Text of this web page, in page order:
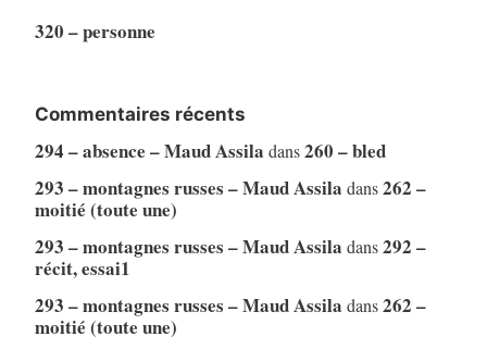
320 – personne
Commentaires récents
294 – absence – Maud Assila dans260 – bled
293 – montagnes russes – Maud Assila dans262 –
moitié (toute une)
293 – montagnes russes – Maud Assila dans292 –
récit, essai1
293 – montagnes russes – Maud Assila dans262 –
moitié (toute une)